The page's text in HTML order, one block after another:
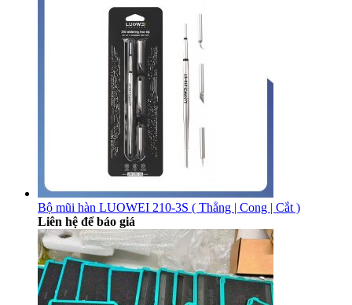
Bộ mũi hàn LUOWEI 210-3S ( Thẳng | Cong | Cắt )
Liên hệ để báo giá